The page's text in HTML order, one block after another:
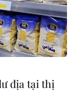
địa tại thị